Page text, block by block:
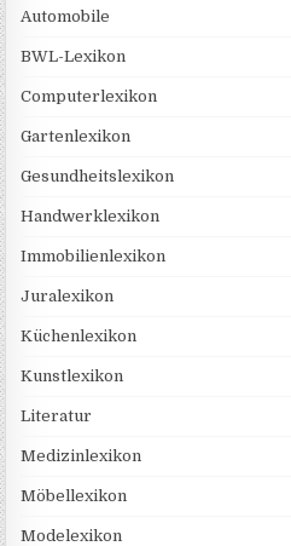
Automobile
BWL-Lexikon
Computerlexikon
Gartenlexikon
Gesundheitslexikon
Handwerklexikon
Immobilienlexikon
Juralexikon
Küchenlexikon
Kunstlexikon
Literatur
Medizinlexikon
Möbellexikon
Modelexikon